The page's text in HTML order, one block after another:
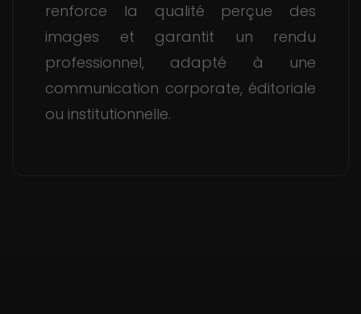
renforce la qualité perçue des
images et garantit un rendu
professionnel, adapté à une
communication corporate, éditoriale
ou institutionnelle.